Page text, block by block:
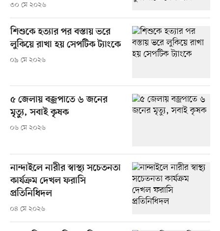
৩০ মে ২০২৬
শিশুকে হত্যার পর বস্তায় ভরে
লুকিয়ে রাখা হয় সেপটিক ট্যাংকে
০৯ মে ২০২৬
৫ জেলায় বজ্রপাতে ৬ জনের
মৃত্যু, সবাই কৃষক
০৬ মে ২০২৬
নান্দাইলে নারীর স্বাস্থ্য সচেতনতা
কার্যক্রম দেখল ফরাসি
প্রতিনিধিদল
০৪ মে ২০২৬